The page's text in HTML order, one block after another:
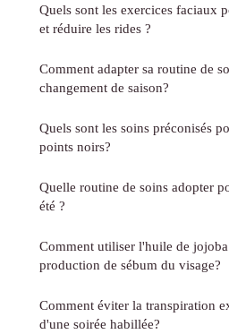
Quels sont les exercices faciaux
et réduire les rides ?
Comment adapter sa routine de
changement de saison?
Quels sont les soins préconisés
points noirs?
Quelle routine de soins adopter
été ?
Comment utiliser l'huile de
production de sébum du visage?
Comment éviter la transpiration
d'une soirée habillée?